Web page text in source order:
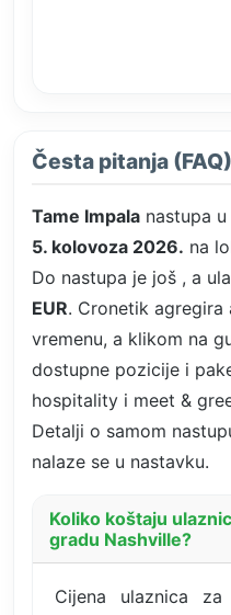
Česta pitanja (FAQ)
Tame Impala nastupa
5. kolovoza 2026. na
Do nastupa je još , a
EUR. Cronetik agregira
vremenu, a klikom na
dostupne pozicije i
hospitality i meet &
Detalji o samom
nalaze se u nastavku.
Koliko koštaju
gradu Nashville?
Cijena ulaznica